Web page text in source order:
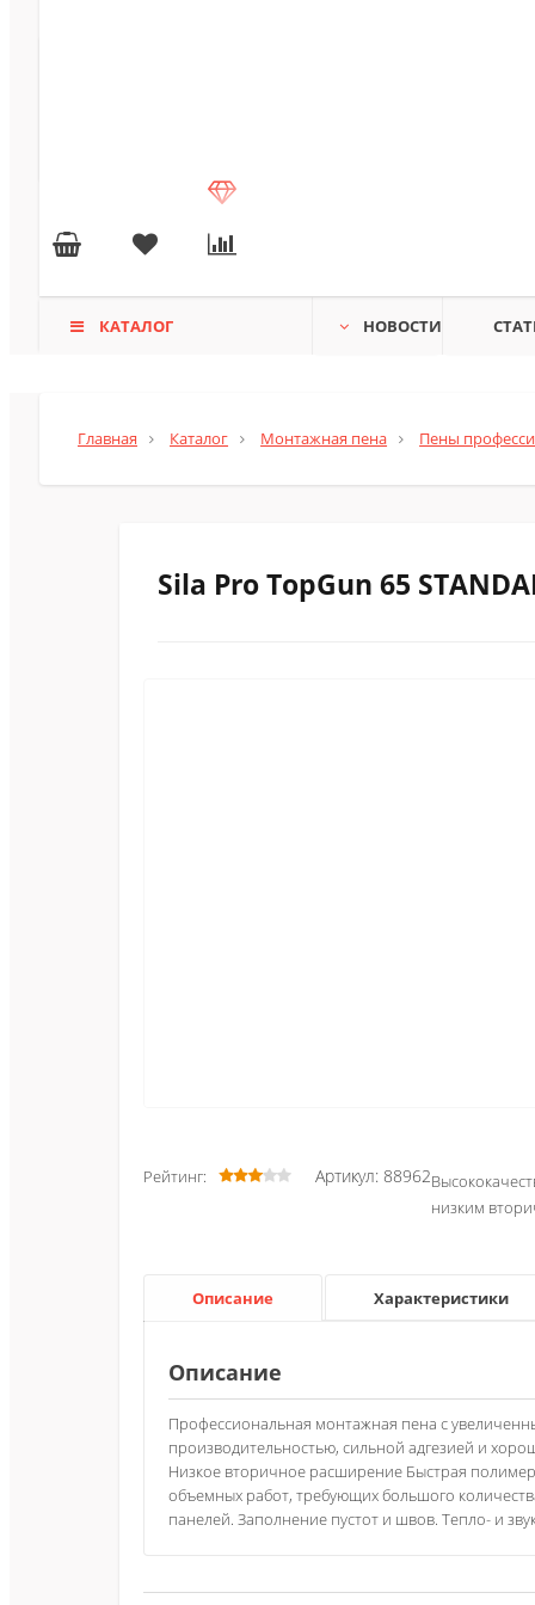
КАТАЛОГ НОВОСТИ
Главная Каталог Монтажная пена Пены
Sila Pro TopGun 65
Рейтинг: Артикул: 88962
низким
Описание Характеристики
Описание
Профессиональная монтажная пена c
производительностью, сильной адгезией и
Низкое вторичное расширение Быстрая
объемных работ, требующих большого
панелей. Заполнение пустот и швов. Тепло- и